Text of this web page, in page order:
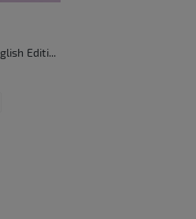
Korean Bank TOPIK 1 (English Edition)